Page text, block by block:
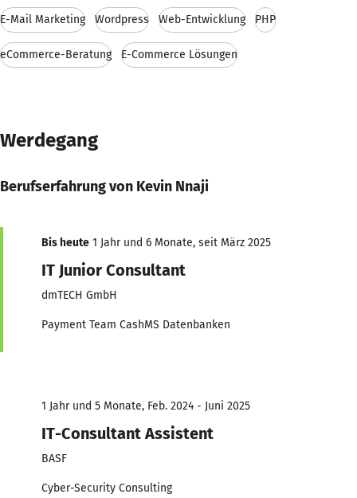
E-Mail Marketing Wordpress Web-Entwicklung PHP
eCommerce-Beratung E-Commerce Lösungen
Werdegang
Berufserfahrung von Kevin Nnaji
Bis heute 1 Jahr und 6 Monate, seit März 2025
IT Junior Consultant
dmTECH GmbH
Payment Team CashMS Datenbanken
1 Jahr und 5 Monate, Feb. 2024 - Juni 2025
IT-Consultant Assistent
BASF
Cyber-Security Consulting